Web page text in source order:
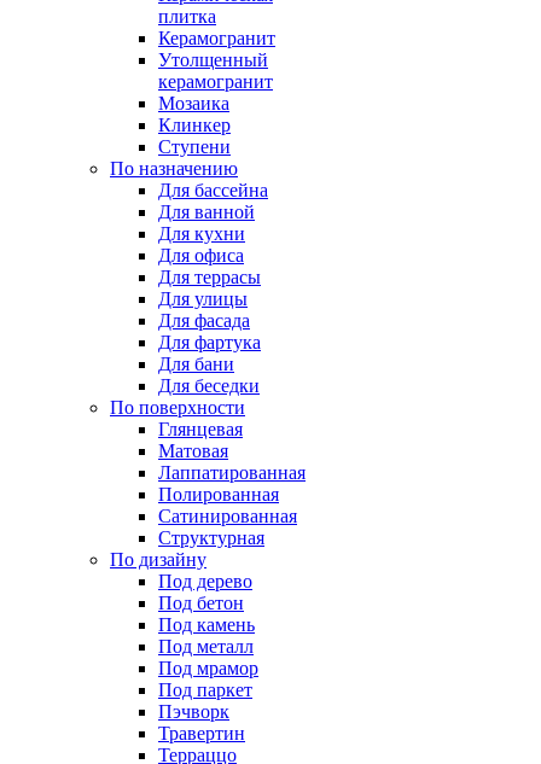
плитка
Керамогранит
Утолщенный
керамогранит
Мозаика
Клинкер
Ступени
По назначению
Для бассейна
Для ванной
Для кухни
Для офиса
Для террасы
Для улицы
Для фасада
Для фартука
Для бани
Для беседки
По поверхности
Глянцевая
Матовая
Лаппатированная
Полированная
Сатинированная
Структурная
По дизайну
Под дерево
Под бетон
Под камень
Под металл
Под мрамор
Под паркет
Пэчворк
Травертин
Терраццо